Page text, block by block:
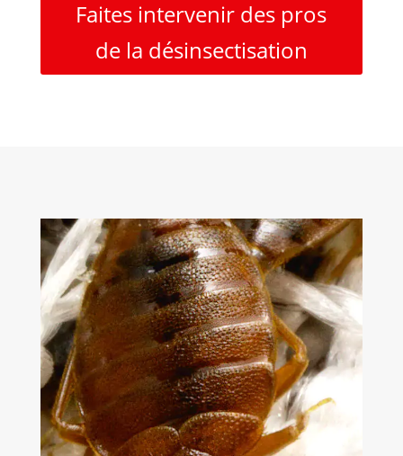
Faites intervenir des pros
de la désinsectisation